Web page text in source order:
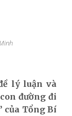
lý luận và
đường đi
của Tổng Bí